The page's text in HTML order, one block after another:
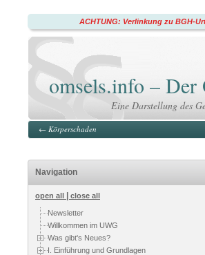
ACHTUNG: Verlinkung zu BGH-
omsels.info –
Eine Darstellung des
← Körperschaden
Navigation
open all close all
Newsletter
Willkommen im UWG
Was gibt's Neues?
I. Einführung und Grundlagen